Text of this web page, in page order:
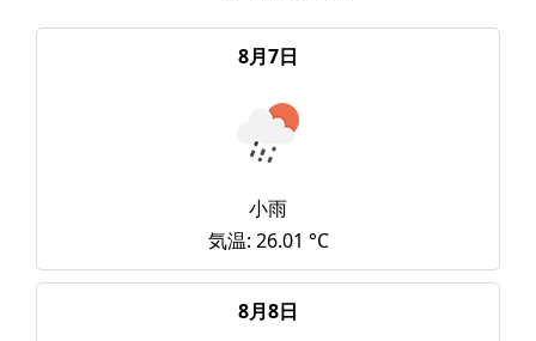
8月7日
小雨
気温: 26.01 °C
8月8日